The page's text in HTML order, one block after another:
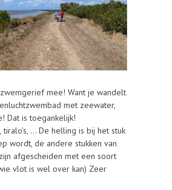
mee! Want je wandelt
met zeewater,
Dat is toegankelijk!
… De helling is bij het stuk
wordt, de andere stukken van
afgescheiden met een soort
vlot is wel over kan) Zeer